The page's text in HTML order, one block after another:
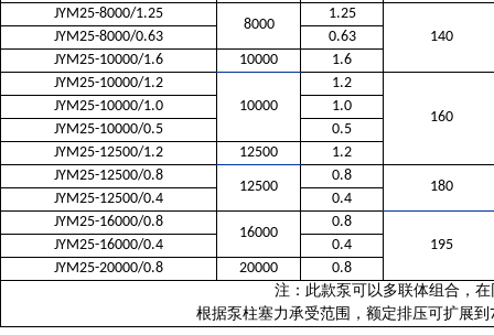
JYM25-8000/1.25
8000
1.25
140
JYM25-8000/0.63
0.63
JYM25-10000/1.6
10000
1.6
JYM25-10000/1.2
10000
1.2
160
JYM25-10000/1.0
1.0
JYM25-10000/0.5
0.5
JYM25-12500/1.2
12500
1.2
JYM25-12500/0.8
12500
0.8
180
JYM25-12500/0.4
0.4
JYM25-16000/0.8
16000
0.8
195
JYM25-16000/0.4
0.4
JYM25-20000/0.8
20000
0.8
注：此款泵可以多联体组合，
根据泵柱塞力承受范围，额定排压可扩展到